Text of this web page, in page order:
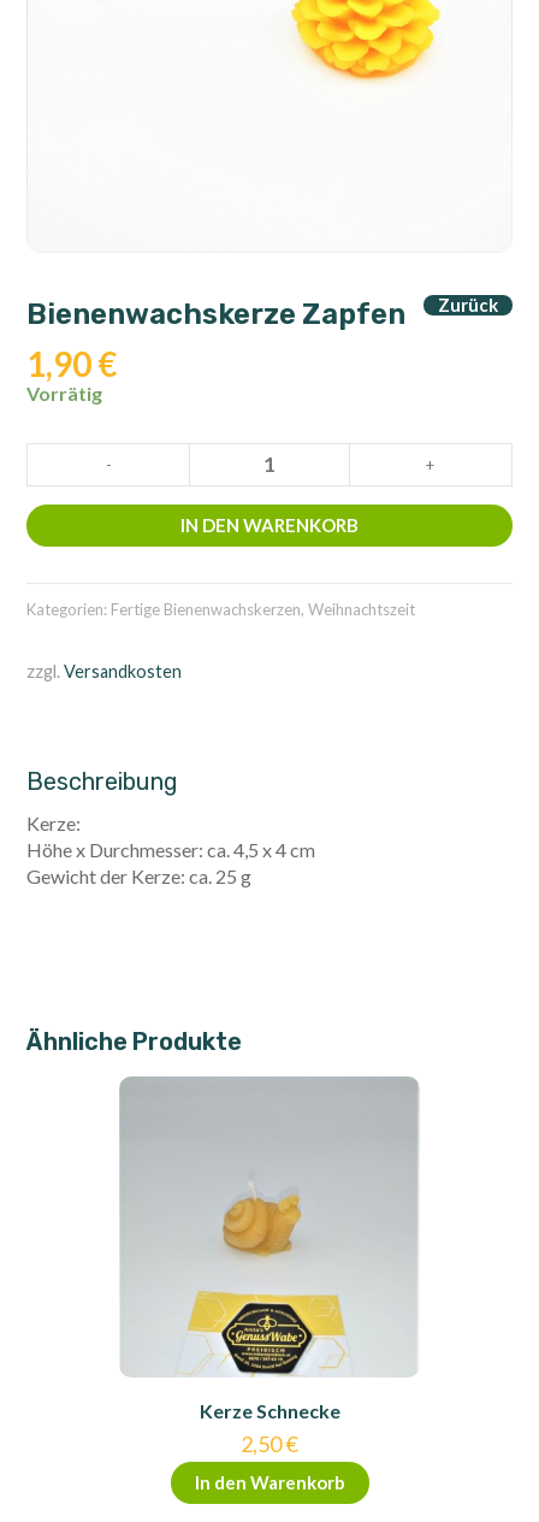
Zurück
Bienenwachskerze Zapfen
1,90€
Vorrätig
Zapfen
Menge
- +
IN DEN WARENKORB
Kategorien: Fertige Bienenwachskerzen,Weihnachtszeit
zzgl.Versandkosten
Beschreibung
Kerze:
Höhe x Durchmesser: ca. 4,5 x 4 cm
Gewicht der Kerze: ca. 25 g
Ähnliche Produkte
Kerze Schnecke
2,50€
In den Warenkorb